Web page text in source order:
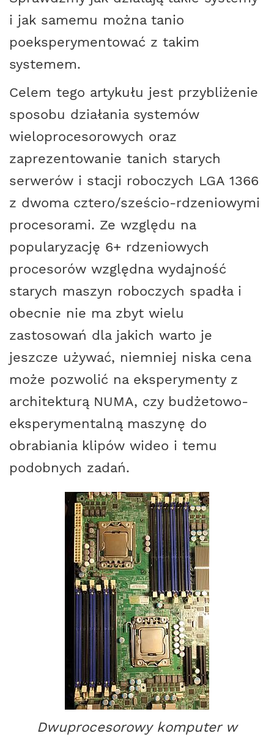
i jak samemu można tanio
poeksperymentować z takim
systemem.
Celem tego artykułu jest przybliżenie
sposobu działania systemów
wieloprocesorowych oraz
zaprezentowanie tanich starych
serwerów i stacji roboczych LGA 1366
z dwoma cztero/sześcio-rdzeniowymi
procesorami. Ze względu na
popularyzację 6+ rdzeniowych
procesorów względna wydajność
starych maszyn roboczych spadła i
obecnie nie ma zbyt wielu
zastosowań dla jakich warto je
jeszcze używać, niemniej niska cena
może pozwolić na eksperymenty z
architekturą NUMA, czy budżetowo-
eksperymentalną maszynę do
obrabiania klipów wideo i temu
podobnych zadań.
Dwuprocesorowy komputer w